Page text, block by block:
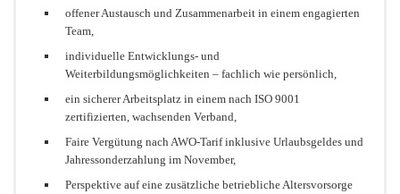
erzieherberuf/#kita
erzieherberuf/#gleichwertig
https://www.berlin.de/sen/arbeit/weiterbildung/bildungsberatung/berli
offener Austausch und Zusammenarbeit in einem engagierten
Team,
individuelle Entwicklungs- und
Weiterbildungsmöglichkeiten – fachlich wie persönlich,
ein sicherer Arbeitsplatz in einem nach ISO 9001
zertifizierten, wachsenden Verband,
Faire Vergütung nach AWO-Tarif inklusive Urlaubsgeldes und
Jahressonderzahlung im November,
Perspektive auf eine zusätzliche betriebliche Altersvorsorge